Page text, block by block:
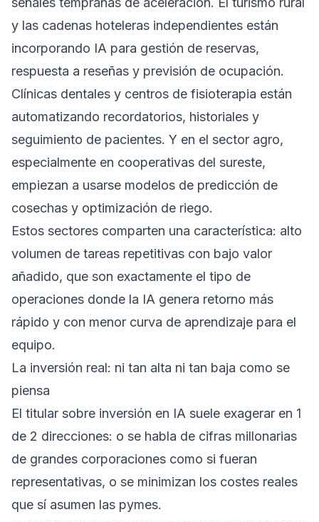
y las cadenas hoteleras independientes están
incorporando IA para gestión de reservas,
respuesta a reseñas y previsión de ocupación.
Clínicas dentales y centros de fisioterapia están
automatizando recordatorios, historiales y
seguimiento de pacientes. Y en el sector agro,
especialmente en cooperativas del sureste,
empiezan a usarse modelos de predicción de
cosechas y optimización de riego.
Estos sectores comparten una característica: alto
volumen de tareas repetitivas con bajo valor
añadido, que son exactamente el tipo de
operaciones donde la IA genera retorno más
rápido y con menor curva de aprendizaje para el
equipo.
La inversión real: ni tan alta ni tan baja como se
piensa
El titular sobre inversión en IA suele exagerar en 1
de 2 direcciones: o se habla de cifras millonarias
de grandes corporaciones como si fueran
representativas, o se minimizan los costes reales
que sí asumen las pymes.